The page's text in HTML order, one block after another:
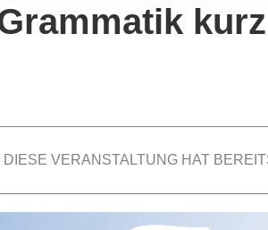
DIESE VERANSTALTUNG HAT